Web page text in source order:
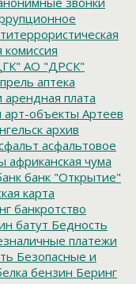
комиссия
АО "ДРСК"
аптека
арендная плата
арт-объекты Артеев
архив
асфальтовое
африканская чума
банк "Открытие"
карта
банкротство
батут Бедность
платежи
Безопасные и
бензин Беринг